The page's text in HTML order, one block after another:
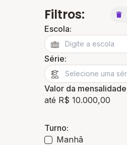
Filtros:
Escola:
Série:
Valor da mensalidade
até R$ 10.000,00
Turno:
Manhã